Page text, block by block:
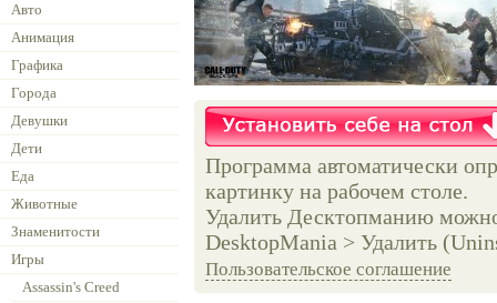
Авто
Анимация
Графика
Города
Девушки
Дети
Еда
Животные
Знаменитости
Игры
Assassin's Creed
Программа автоматически
картинку на рабочем столе.
Удалить Десктопманию
DesktopMania > Удалить
Пользовательское соглашение